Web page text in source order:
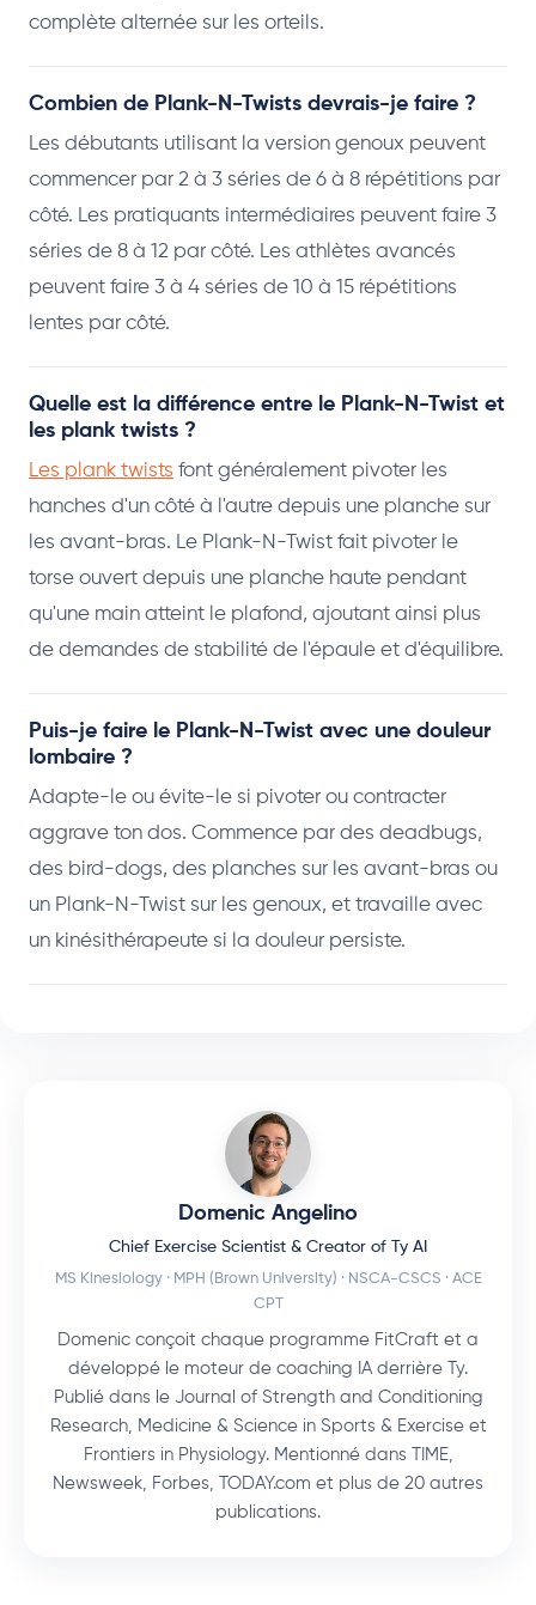
complète alternée sur les orteils.
Combien de Plank-N-Twists devrais-je faire ?
Les débutants utilisant la version genoux peuvent
commencer par 2 à 3 séries de 6 à 8 répétitions par
côté. Les pratiquants intermédiaires peuvent faire 3
séries de 8 à 12 par côté. Les athlètes avancés
peuvent faire 3 à 4 séries de 10 à 15 répétitions
lentes par côté.
Quelle est la différence entre le Plank-N-Twist et
les plank twists ?
Les plank twists font généralement pivoter les
hanches d'un côté à l'autre depuis une planche sur
les avant-bras. Le Plank-N-Twist fait pivoter le
torse ouvert depuis une planche haute pendant
qu'une main atteint le plafond, ajoutant ainsi plus
de demandes de stabilité de l'épaule et d'équilibre.
Puis-je faire le Plank-N-Twist avec une douleur
lombaire ?
Adapte-le ou évite-le si pivoter ou contracter
aggrave ton dos. Commence par des deadbugs,
des bird-dogs, des planches sur les avant-bras ou
un Plank-N-Twist sur les genoux, et travaille avec
un kinésithérapeute si la douleur persiste.
Domenic Angelino
Chief Exercise Scientist & Creator of Ty AI
MS Kinesiology · MPH (Brown University) · NSCA-CSCS · ACE
CPT
Domenic conçoit chaque programme FitCraft et a
développé le moteur de coaching IA derrière Ty.
Publié dans le Journal of Strength and Conditioning
Research, Medicine & Science in Sports & Exercise et
Frontiers in Physiology. Mentionné dans TIME,
Newsweek, Forbes, TODAY.com et plus de 20 autres
publications.